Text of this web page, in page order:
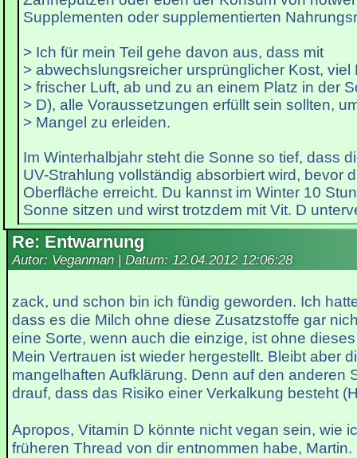
Supplementen oder supplementierten
> Ich für mein Teil gehe davon aus, dass mit
> abwechslungsreicher ursprünglicher Kost, viel
> frischer Luft, ab und zu an einem Platz in der
> D), alle Voraussetzungen erfüllt sein sollten,
> Mangel zu erleiden.
Im Winterhalbjahr steht die Sonne so tief, dass
UV-Strahlung vollständig absorbiert wird, bevor
Oberfläche erreicht. Du kannst im Winter 10
Sonne sitzen und wirst trotzdem mit Vit. D
Re: Entwarnung
Autor: Veganman | Datum: 12.04.2012 12:06:28
zack, und schon bin ich fündig geworden. Ich
dass es die Milch ohne diese Zusatzstoffe gar
eine Sorte, wenn auch die einzige, ist ohne
Mein Vertrauen ist wieder hergestellt. Bleibt aber
mangelhaften Aufklärung. Denn auf den anderen
drauf, dass das Risiko einer Verkalkung besteht
Apropos, Vitamin D könnte nicht vegan sein, wie
früheren Thread von dir entnommen habe, Martin.